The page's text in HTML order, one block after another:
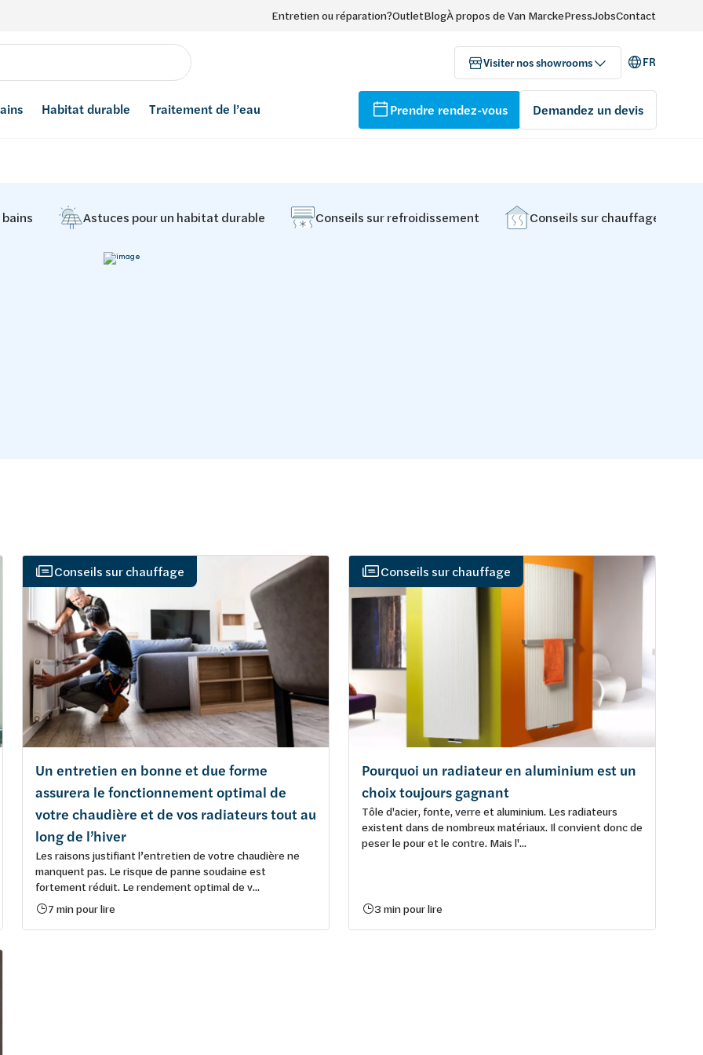
Entretien ou réparation?OutletBlogÀ propos de Van MarckePressJobsContact
Visiter nos showrooms FR
Habitat durable Traitement de l’eau Prendre rendez-vous Demandez un devis
Astuces pour un habitat durable Conseils sur refroidissement Conseils sur chauffage
Conseils sur chauffage
Un entretien en bonne et due forme
assurera le fonctionnement optimal de
votre chaudière et de vos radiateurs tout au
long de l’hiver
Les raisons justifiant l’entretien de votre chaudière ne
manquent pas. Le risque de panne soudaine est
fortement réduit. Le rendement optimal de v...
7 min pour lire
Conseils sur chauffage
Pourquoi un radiateur en aluminium est un
choix toujours gagnant
Tôle d'acier, fonte, verre et aluminium. Les radiateurs
existent dans de nombreux matériaux. Il convient donc de
peser le pour et le contre. Mais l'...
3 min pour lire